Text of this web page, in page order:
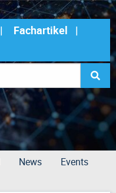
Fachartikel
News Events